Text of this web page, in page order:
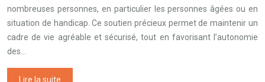
nombreuses personnes, en particulier les personnes âgées ou en
situation de handicap. Ce soutien précieux permet de maintenir un
cadre de vie agréable et sécurisé, tout en favorisant l’autonomie
des…
Lire la suite